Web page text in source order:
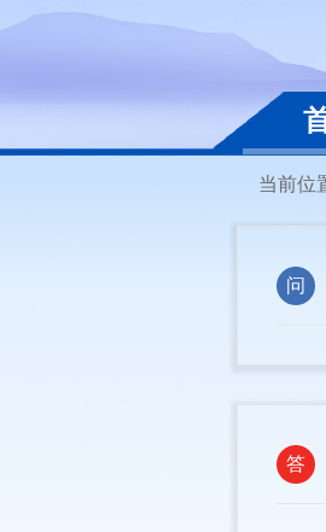
当前位
问
答